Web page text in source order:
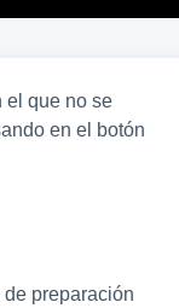
el que no se
en el botón
preparación